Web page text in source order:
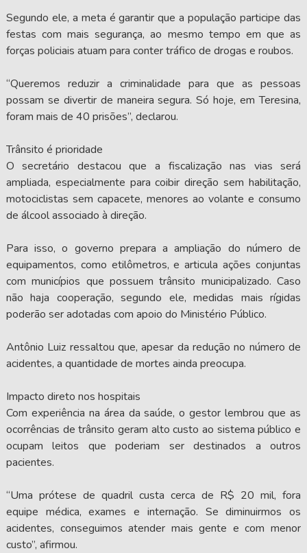
Segundo ele, a meta é garantir que a população participe das
festas com mais segurança, ao mesmo tempo em que as
forças policiais atuam para conter tráfico de drogas e roubos.
“Queremos reduzir a criminalidade para que as pessoas
possam se divertir de maneira segura. Só hoje, em Teresina,
foram mais de 40 prisões”, declarou.
Trânsito é prioridade
O secretário destacou que a fiscalização nas vias será
ampliada, especialmente para coibir direção sem habilitação,
motociclistas sem capacete, menores ao volante e consumo
de álcool associado à direção.
Para isso, o governo prepara a ampliação do número de
equipamentos, como etilômetros, e articula ações conjuntas
com municípios que possuem trânsito municipalizado. Caso
não haja cooperação, segundo ele, medidas mais rígidas
poderão ser adotadas com apoio do Ministério Público.
Antônio Luiz ressaltou que, apesar da redução no número de
acidentes, a quantidade de mortes ainda preocupa.
Impacto direto nos hospitais
Com experiência na área da saúde, o gestor lembrou que as
ocorrências de trânsito geram alto custo ao sistema público e
ocupam leitos que poderiam ser destinados a outros
pacientes.
“Uma prótese de quadril custa cerca de R$ 20 mil, fora
equipe médica, exames e internação. Se diminuirmos os
acidentes, conseguimos atender mais gente e com menor
custo”, afirmou.